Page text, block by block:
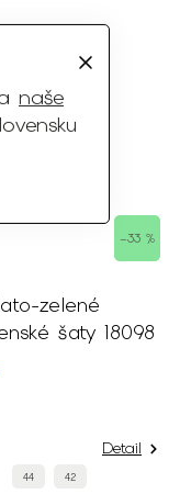
naše
–33 %
zelené
šaty 18098
Detail
44 42